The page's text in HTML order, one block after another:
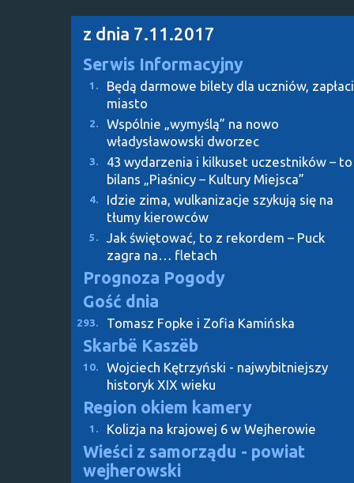
z dnia 7.11.2017
Serwis Informacyjny
1.
Będą darmowe bilety dla uczniów, zapłaci
miasto
2.
Wspólnie „wymyślą” na nowo
władysławowski dworzec
3.
43 wydarzenia i kilkuset uczestników – to
bilans „Piaśnicy – Kultury Miejsca”
4.
Idzie zima, wulkanizacje szykują się na
tłumy kierowców
5.
Jak świętować, to z rekordem – Puck
zagra na… fletach
Prognoza Pogody
Gość dnia
293. Tomasz Fopke i Zofia Kamińska
Skarbë Kaszëb
10.
Wojciech Kętrzyński - najwybitniejszy
historyk XIX wieku
Region okiem kamery
1. Kolizja na krajowej 6 w Wejherowie
Wieści z samorządu - powiat
wejherowski